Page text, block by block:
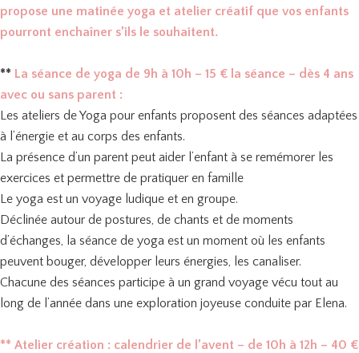
propose une matinée yoga et atelier créatif que vos enfants
pourront enchaîner s’ils le souhaitent.
** La séance de yoga de 9h à 10h – 15 € la séance – dès 4 ans
avec ou sans parent :
Les ateliers de Yoga pour enfants proposent des séances adaptées
à l’énergie et au corps des enfants.
La présence d’un parent peut aider l’enfant à se remémorer les
exercices et permettre de pratiquer en famille
Le yoga est un voyage ludique et en groupe.
Déclinée autour de postures, de chants et de moments
d’échanges, la séance de yoga est un moment où les enfants
peuvent bouger, développer leurs énergies, les canaliser.
Chacune des séances participe à un grand voyage vécu tout au
long de l’année dans une exploration joyeuse conduite par Elena.
** Atelier création : calendrier de l’avent – de 10h à 12h – 40 €